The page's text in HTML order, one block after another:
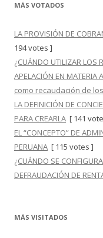
MÁS VOTADOS
LA PROVISIÓN DE
194 votes ]
¿CUÁNDO UTILIZAR LOS
APELACIÓN EN
como recaudación de
LA DEFINICIÓN DE
PARA CREARLA [ 141
EL “CONCEPTO” DE
PERUANA [ 115 votes ]
¿CUÁNDO SE
DEFRAUDACIÓN DE
MÁS VISITADOS